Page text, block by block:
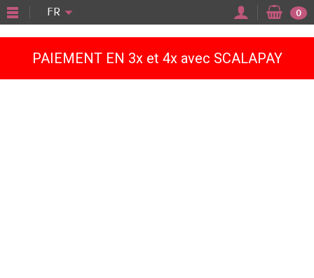
PAIEMENT EN 3x et 4x avec SCALAPAY
FR 0